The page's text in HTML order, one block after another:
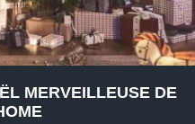
MERVEILLEUSE DE